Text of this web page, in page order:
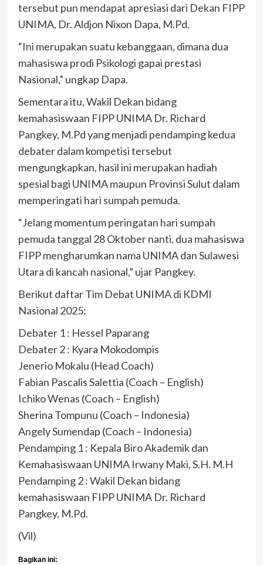
tersebut pun mendapat apresiasi dari Dekan FIPP
UNIMA, Dr. Aldjon Nixon Dapa, M.Pd.
“Ini merupakan suatu kebanggaan, dimana dua
mahasiswa prodi Psikologi gapai prestasi
Nasional,” ungkap Dapa.
Sementara itu, Wakil Dekan bidang
kemahasiswaan FIPP UNIMA Dr. Richard
Pangkey, M.Pd yang menjadi pendamping kedua
debater dalam kompetisi tersebut
mengungkapkan, hasil ini merupakan hadiah
spesial bagi UNIMA maupun Provinsi Sulut dalam
memperingati hari sumpah pemuda.
“Jelang momentum peringatan hari sumpah
pemuda tanggal 28 Oktober nanti, dua mahasiswa
FIPP mengharumkan nama UNIMA dan Sulawesi
Utara di kancah nasional,” ujar Pangkey.
Berikut daftar Tim Debat UNIMA di KDMI
Nasional 2025:
Debater 1 : Hessel Paparang
Debater 2 : Kyara Mokodompis
Jenerio Mokalu (Head Coach)
Fabian Pascalis Salettia (Coach – English)
Ichiko Wenas (Coach – English)
Sherina Tompunu (Coach – Indonesia)
Angely Sumendap (Coach – Indonesia)
Pendamping 1 : Kepala Biro Akademik dan
Kemahasiswaan UNIMA Irwany Maki, S.H. M.H
Pendamping 2 : Wakil Dekan bidang
kemahasiswaan FIPP UNIMA Dr. Richard
Pangkey, M.Pd.
(Vil)
Bagikan ini: